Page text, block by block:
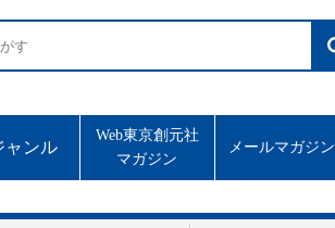
ャンル
Web東京創元社
マガジン
メールマガジン